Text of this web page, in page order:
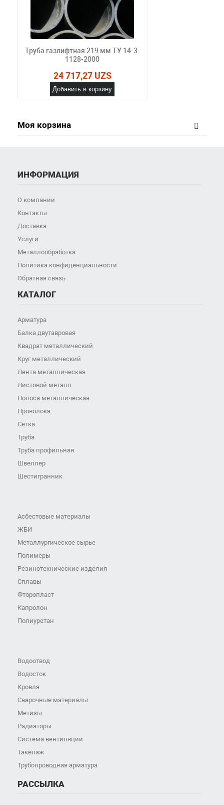
Труба газлифтная 219 мм ТУ 14-3-
1128-2000
24 717,27 UZS
Добавить в корзину
Моя корзина
ИНФОРМАЦИЯ
О компании
Контакты
Доставка
Услуги
Металлообработка
Политика конфиденциальности
Обратная связь
КАТАЛОГ
Арматура
Балка двутавровая
Квадрат металлический
Круг металлический
Лента металлическая
Листовой металл
Полоса металлическая
Проволока
Сетка
Труба
Труба профильная
Швеллер
Шестигранник
Асбестовые материалы
ЖБИ
Металлургическое сырье
Полимеры
Резинотехнические изделия
Сплавы
Фторопласт
Капролон
Полиуретан
Водоотвод
Водосток
Кровля
Сварочные материалы
Метизы
Радиаторы
Система вентиляции
Такелаж
Трубопроводная арматура
РАССЫЛКА